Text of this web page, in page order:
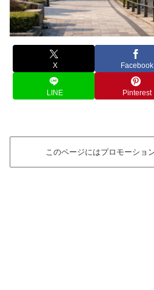
X Facebook
LINE Pinterest
このページにはプロモーショ